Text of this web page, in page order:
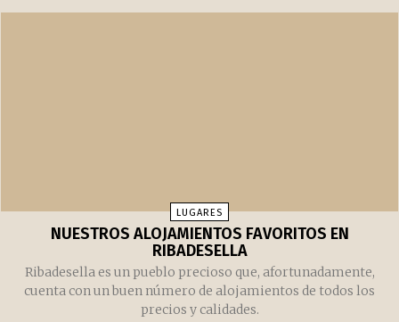
LUGARES
NUESTROS ALOJAMIENTOS FAVORITOS EN
RIBADESELLA
Ribadesella es un pueblo precioso que, afortunadamente,
cuenta con un buen número de alojamientos de todos los
precios y calidades.